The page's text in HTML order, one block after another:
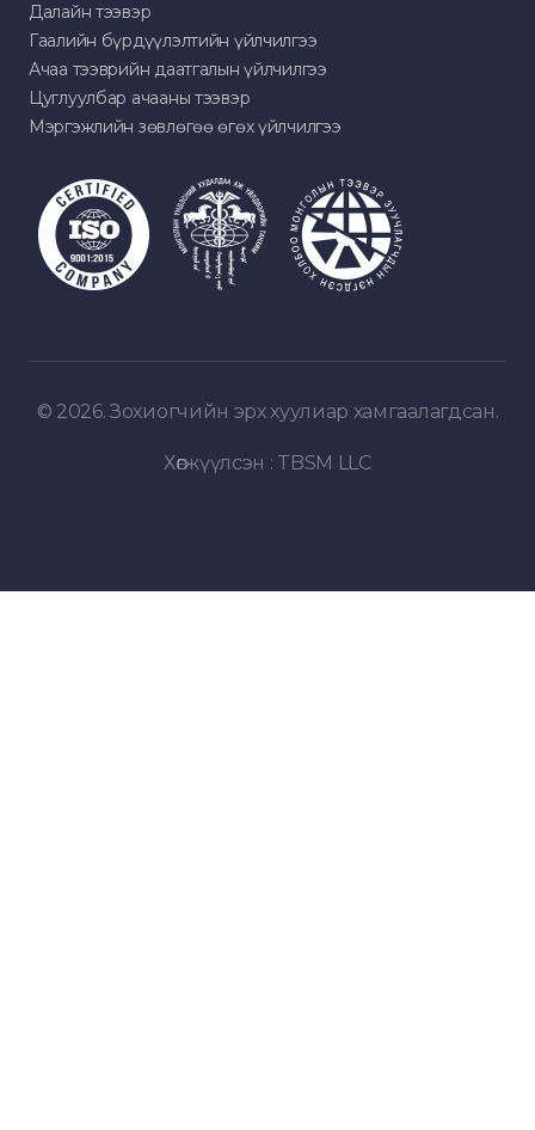
Далайн тээвэр
Гаалийн бүрдүүлэлтийн үйлчилгээ
Ачаа тээврийн даатгалын үйлчилгээ
Цуглуулбар ачааны тээвэр
Мэргэжлийн зөвлөгөө өгөх үйлчилгээ
© 2026. Зохиогчийн эрх хуулиар хамгаалагдсан.
Хөгжүүлсэн : TBSM LLC